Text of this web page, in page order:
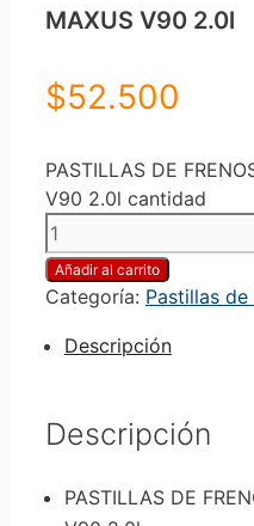
MAXUS V90 2.0l
$52.500
PASTILLAS DE
V90 2.0l cantidad
Añadir al carrito
Categoría: Pastillas
Descripción
Descripción
PASTILLAS DE